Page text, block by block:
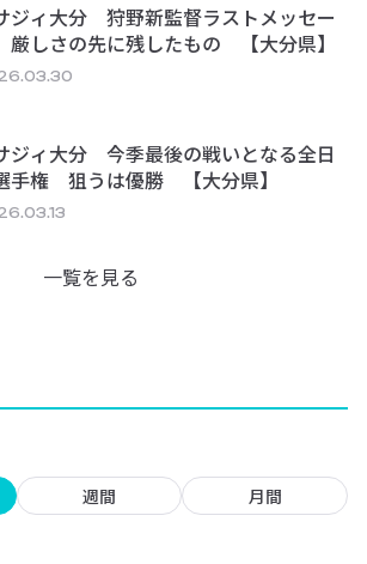
ジィ大分 狩野新監督ラストメッセー
しさの先に残したもの 【大分県】
ジィ大分 今季最後の戦いとなる全日
手権 狙うは優勝 【大分県】
一覧を見る
週間 月間